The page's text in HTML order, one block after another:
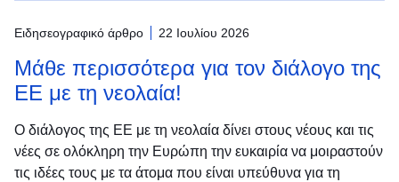
Ειδησεογραφικό άρθρο 22 Ιουλίου 2026
Μάθε περισσότερα για τον διάλογο της
ΕΕ με τη νεολαία!
Ο διάλογος της ΕΕ με τη νεολαία δίνει στους νέους και τις
νέες σε ολόκληρη την Ευρώπη την ευκαιρία να μοιραστούν
τις ιδέες τους με τα άτομα που είναι υπεύθυνα για τη